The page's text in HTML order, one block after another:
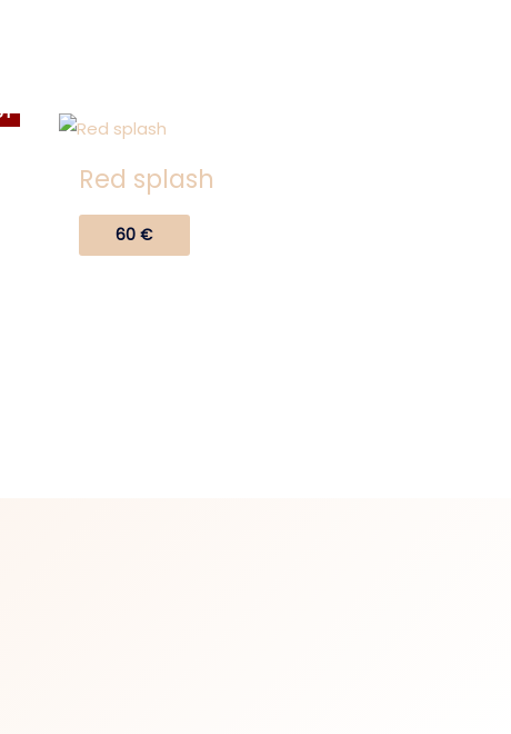
Red splash
60€